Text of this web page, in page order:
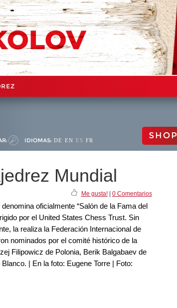
IDIOMAS: DE EN ES FR SHOP
Mundial
Me gusta!| 0 Comentarios
oficialmente “Salón de la Fama del
por el United States Chess Trust. Sin
la realiza la Federación Internacional de
nominados por el comité histórico de la
Filipowicz de Polonia, Berik Balgabaev de
| En la foto: Eugene Torre | Foto: